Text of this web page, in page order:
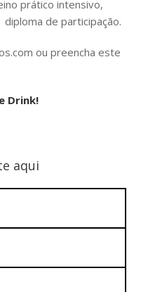
prático intensivo,
de participação.
ou preencha este
Drink!
aqui